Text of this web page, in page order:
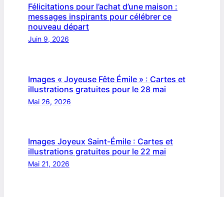
Félicitations pour l’achat d’une maison :
messages inspirants pour célébrer ce
nouveau départ
Juin 9, 2026
Images « Joyeuse Fête Émile » : Cartes et
illustrations gratuites pour le 28 mai
Mai 26, 2026
Images Joyeux Saint-Émile : Cartes et
illustrations gratuites pour le 22 mai
Mai 21, 2026